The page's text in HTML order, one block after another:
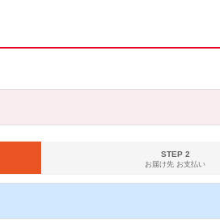
STEP 2
お届け先 お支払い